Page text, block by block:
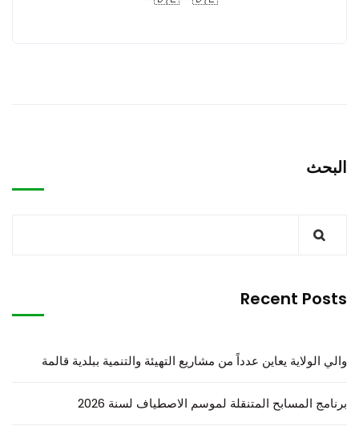
البحث
Recent Posts
والي الولاية يعاين عدداً من مشاريع التهيئة والتنمية ببلدية قالمة
برنامج المسابح المتنقلة لموسم الاصطياف لسنة 2026